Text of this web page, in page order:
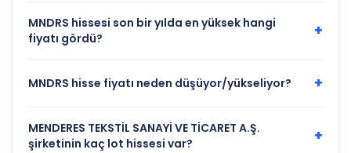
MNDRS hissesi son bir yılda en yüksek hangi
fiyatı gördü?
+
MNDRS hisse fiyatı neden düşüyor/yükseliyor? +
MENDERES TEKSTİL SANAYİ VE TİCARET A.Ş.
şirketinin kaç lot hissesi var?
+